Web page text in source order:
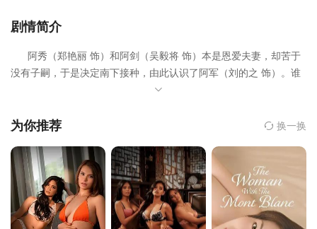
剧情简介
阿秀（郑艳丽 饰）和阿剑（吴毅将 饰）本是恩爱夫妻，却苦于
没有子嗣，于是决定南下接种，由此认识了阿军（刘的之 饰）。谁
知道，两人的计谋被阴险狡诈的洪震（何家驹 饰）撞破，洪震绑走
知此事的阿剑十分愤怒，找上门来想要报仇。勤恳老实的阿剑哪里
中，阿秀终于明白此仇唯有依靠自己的双手才能报偿，于是找到了
阿军，不惜一切代价求他帮忙，然而，阿军人面兽心，将阿秀吃干
抹净之后居然反悔。在公安所所长龙传人（廖启智 饰）的抽丝剥茧
之下，一个充满了人性纠葛的故事渐渐浮出水面。
为你推荐 换一换